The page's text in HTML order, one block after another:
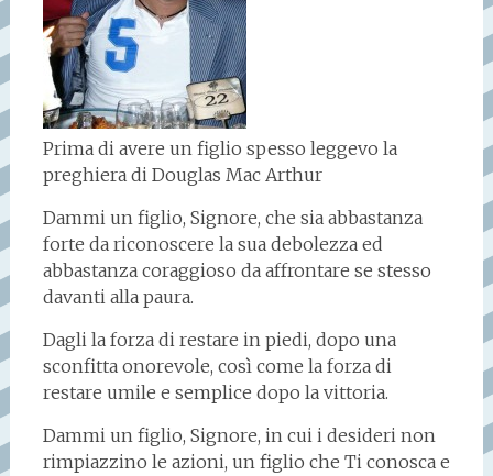
Prima di avere un figlio spesso leggevo la
preghiera di Douglas Mac Arthur
Dammi un figlio, Signore, che sia abbastanza
forte da riconoscere la sua debolezza ed
abbastanza coraggioso da affrontare se stesso
davanti alla paura.
Dagli la forza di restare in piedi, dopo una
sconfitta onorevole, così come la forza di
restare umile e semplice dopo la vittoria.
Dammi un figlio, Signore, in cui i desideri non
rimpiazzino le azioni, un figlio che Ti conosca e